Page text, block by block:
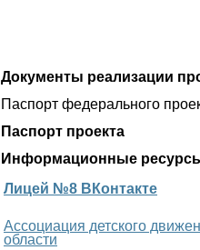
Документы реализации
Паспорт федерального
Паспорт проекта
Информационные
Лицей №8 ВКонтакте
Ассоциация детского
области